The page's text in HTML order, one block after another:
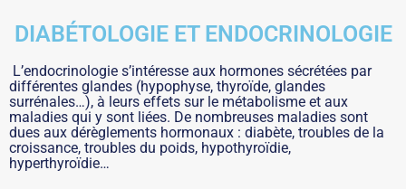
DIABÉTOLOGIE ET ENDOCRINOLOGIE
L’endocrinologie s’intéresse aux hormones sécrétées par
différentes glandes (hypophyse, thyroïde, glandes
surrénales…), à leurs effets sur le métabolisme et aux
maladies qui y sont liées. De nombreuses maladies sont
dues aux dérèglements hormonaux : diabète, troubles de la
croissance, troubles du poids, hypothyroïdie,
hyperthyroïdie…